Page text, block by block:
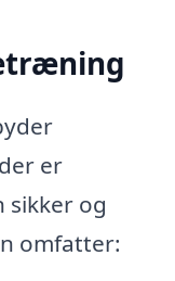
er
sikker og
omfatter: